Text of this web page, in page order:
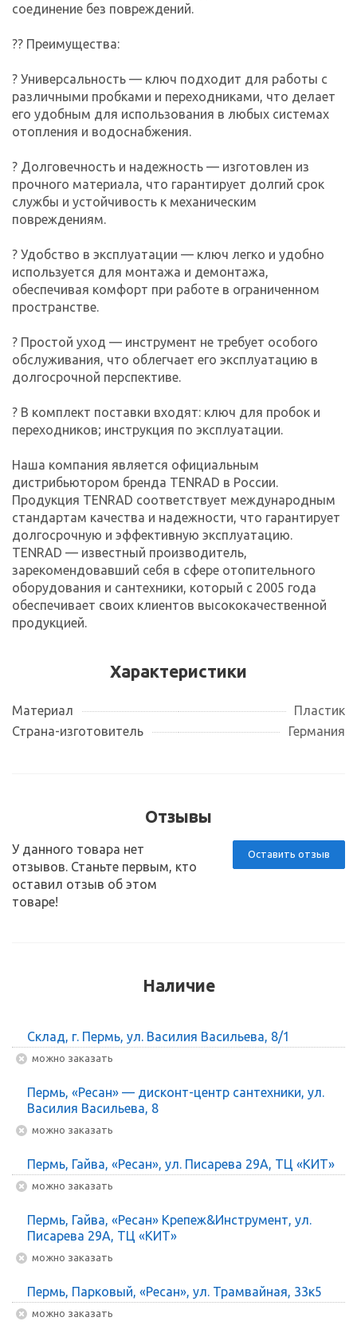
соединение без повреждений.
?? Преимущества:
? Универсальность — ключ подходит для работы с
различными пробками и переходниками, что делает
его удобным для использования в любых системах
отопления и водоснабжения.
? Долговечность и надежность — изготовлен из
прочного материала, что гарантирует долгий срок
службы и устойчивость к механическим
повреждениям.
? Удобство в эксплуатации — ключ легко и удобно
используется для монтажа и демонтажа,
обеспечивая комфорт при работе в ограниченном
пространстве.
? Простой уход — инструмент не требует особого
обслуживания, что облегчает его эксплуатацию в
долгосрочной перспективе.
? В комплект поставки входят: ключ для пробок и
переходников; инструкция по эксплуатации.
Наша компания является официальным
дистрибьютором бренда TENRAD в России.
Продукция TENRAD соответствует международным
стандартам качества и надежности, что гарантирует
долгосрочную и эффективную эксплуатацию.
TENRAD — известный производитель,
зарекомендовавший себя в сфере отопительного
оборудования и сантехники, который с 2005 года
обеспечивает своих клиентов высококачественной
продукцией.
Характеристики
Материал
Пластик
Страна-изготовитель
Германия
Отзывы
Оставить отзыв
У данного товара нет
отзывов. Станьте первым, кто
оставил отзыв об этом
товаре!
Наличие
Склад, г. Пермь, ул. Василия Васильева, 8/1
Можно заказать
Пермь, «Ресан» — дисконт-центр сантехники, ул.
Василия Васильева, 8
Можно заказать
Пермь, Гайва, «Ресан», ул. Писарева 29А, ТЦ «КИТ»
Можно заказать
Пермь, Гайва, «Ресан» Крепеж&Инструмент, ул.
Писарева 29А, ТЦ «КИТ»
Можно заказать
Пермь, Парковый, «Ресан», ул. Трамвайная, 33к5
Можно заказать